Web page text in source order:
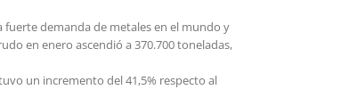
fuerte demanda de metales en el mundo y
en enero ascendió a 370.700 toneladas,
un incremento del 41,5% respecto al